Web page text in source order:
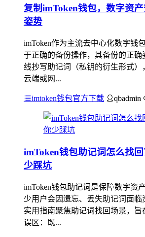
复制imToken钱包，数字资
姿势
imToken作为主流去中心化数字钱
于正确的备份操作，其备份的正确
线抄写助记词（私钥的衍生形式）
云端或网...
imtoken钱包官方下载 qbadmin
imToken钱包助记词怎么找
少踩坑
imToken钱包助记词是保障数字资
少用户会因遗忘、丢失助记词面
实用指南聚焦助记词找回场景，旨
误区：既...